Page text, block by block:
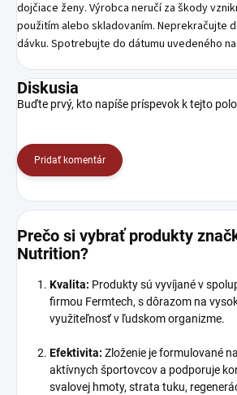
dojčiace ženy. Výrobca neručí za škody
použitím alebo skladovaním. Neprekračujte
dávku. Spotrebujte do dátumu uvedeného
Diskusia
Buďte prvý, kto napíše príspevok k tejto
Pridať komentár
Prečo si vybrať produkty
Nutrition?
Kvalita: Produkty sú vyvíjané v
firmou Fermtech, s dôrazom na
využiteľnosť v ľudskom organizme.
Efektivita: Zloženie je formulované
aktívnych športovcov a podporuje
svalovej hmoty, strata tuku,